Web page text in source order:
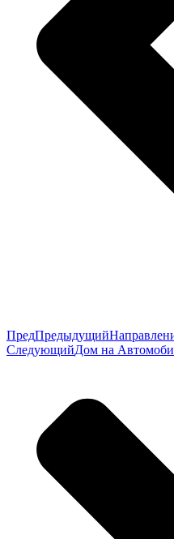
ПредПредыдущий
СледующийДом на